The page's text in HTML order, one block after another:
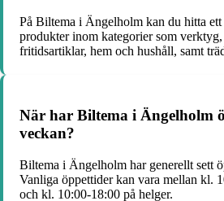
På Biltema i Ängelholm kan du hitta
produkter inom kategorier som
fritidsartiklar, hem och hushåll, samt
När har Biltema i Ängelholm
veckan?
Biltema i Ängelholm har generellt sett
Vanliga öppettider kan vara mellan kl.
och kl. 10:00-18:00 på helger.